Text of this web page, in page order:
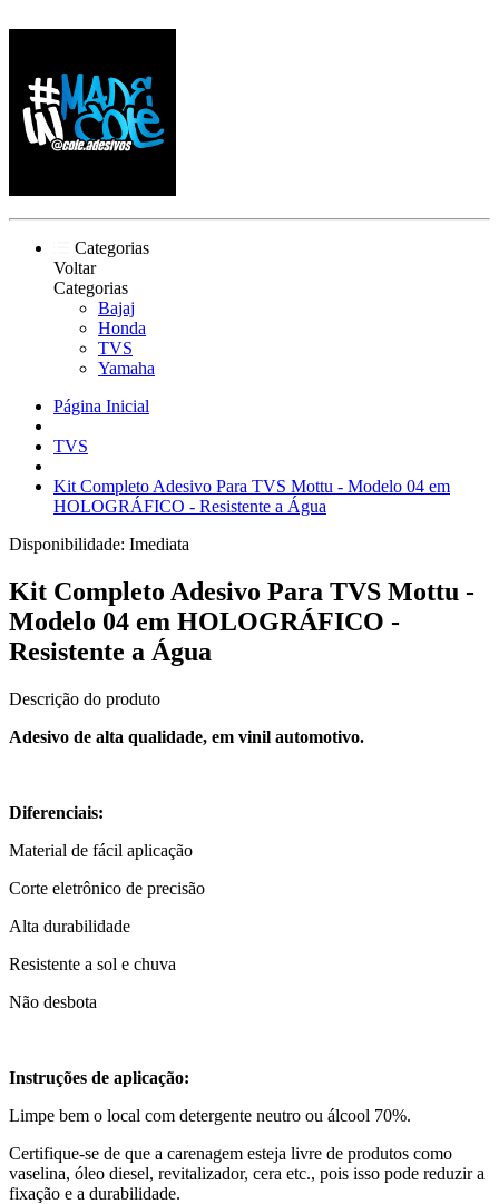
Categorias
Voltar
Categorias
Bajaj
Honda
TVS
Yamaha
Página Inicial
TVS
Kit Completo Adesivo Para TVS Mottu - Modelo 04 em
HOLOGRÁFICO - Resistente a Água
Disponibilidade: Imediata
Kit Completo Adesivo Para TVS Mottu -
Modelo 04 em HOLOGRÁFICO -
Resistente a Água
Descrição do produto
Adesivo de alta qualidade, em vinil automotivo.
Diferenciais:
Material de fácil aplicação
Corte eletrônico de precisão
Alta durabilidade
Resistente a sol e chuva
Não desbota
Instruções de aplicação:
Limpe bem o local com detergente neutro ou álcool 70%.
Certifique-se de que a carenagem esteja livre de produtos como
vaselina, óleo diesel, revitalizador, cera etc., pois isso pode reduzir a
fixação e a durabilidade.